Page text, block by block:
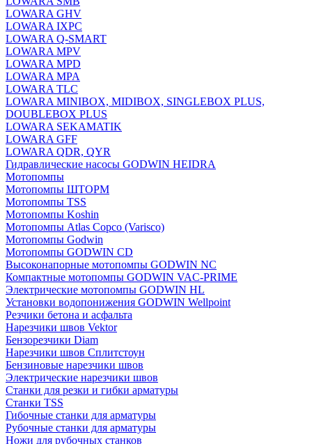
LOWARA GHV
LOWARA IXPС
LOWARA Q-SMART
LOWARA MPV
LOWARA MPD
LOWARA MPA
LOWARA TLC
LOWARA MINIBOX, MIDIBOX, SINGLEBOX PLUS,
DOUBLEBOX PLUS
LOWARA SEKAMATIK
LOWARA GFF
LOWARA QDR, QYR
Гидравлические насосы GODWIN HEIDRA
Мотопомпы
Мотопомпы ШТОРМ
Мотопомпы TSS
Мотопомпы Koshin
Мотопомпы Atlas Copco (Varisco)
Мотопомпы Godwin
Мотопомпы GODWIN CD
Высоконапорные мотопомпы GODWIN NC
Компактные мотопомпы GODWIN VAC-PRIME
Электрические мотопомпы GODWIN HL
Установки водопонижения GODWIN Wellpoint
Резчики бетона и асфальта
Нарезчики швов Vektor
Бензорезчики Diam
Нарезчики швов Сплитстоун
Бензиновые нарезчики швов
Электрические нарезчики швов
Станки для резки и гибки арматуры
Станки TSS
Гибочные станки для арматуры
Рубочные станки для арматуры
Ножи для рубочных станков